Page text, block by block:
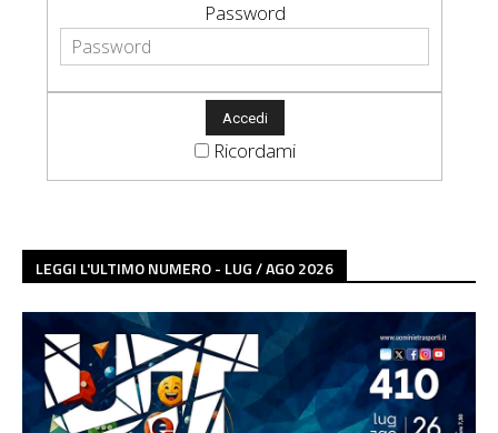
Password
Ricordami
LEGGI L'ULTIMO NUMERO - LUG / AGO 2026